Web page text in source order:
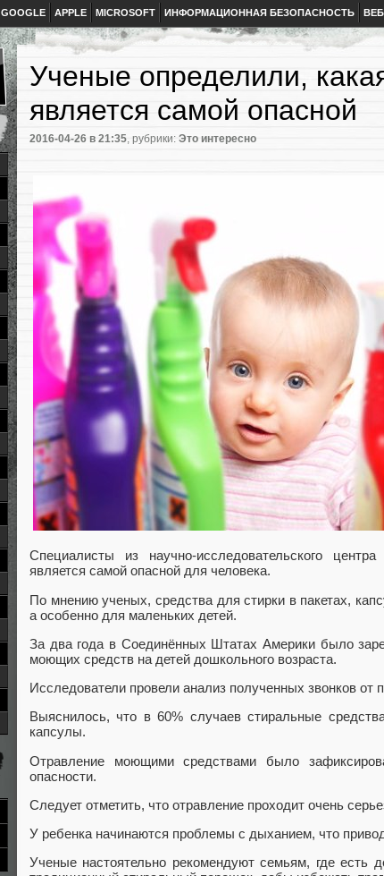
GOOGLE APPLE MICROSOFT ИНФОРМАЦИОННАЯ БЕЗОПАСНОСТЬ
Ученые определили,
является самой опасной
2016-04-26 в 21:35, рубрики: Это интересно
Специалисты из научно-исследовательского
является самой опасной для человека.
По мнению ученых, средства для стирки в пакетах,
а особенно для маленьких детей.
За два года в Соединённых Штатах Америки было
моющих средств на детей дошкольного возраста.
Исследователи провели анализ полученных звонков от
Выяснилось, что в 60% случаев стиральные
капсулы.
Отравление моющими средствами было
опасности.
Следует отметить, что отравление проходит очень
У ребенка начинаются проблемы с дыханием, что
Ученые настоятельно рекомендуют семьям, где есть